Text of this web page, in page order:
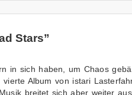
Stars”
in sich haben, um Chaos
Album von istari
breitet sich aber weiter